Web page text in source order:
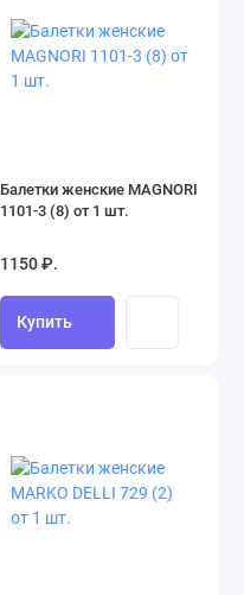
Балетки женские MAGNORI
1101-3 (8) от 1 шт.
1150 ₽.
Купить